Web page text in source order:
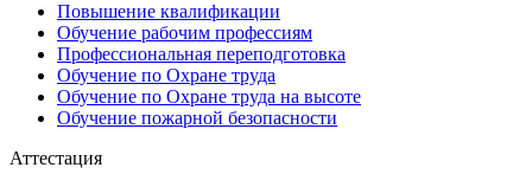
Повышение квалификации
Обучение рабочим профессиям
Профессиональная переподготовка
Обучение по Охране труда
Обучение по Охране труда на высоте
Обучение пожарной безопасности
Аттестация